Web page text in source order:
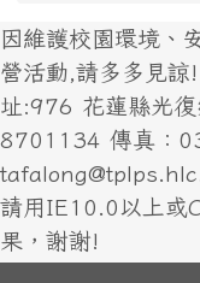
因維護校園環境、
營活動,請多多見
址:976 花蓮縣光
8701134 傳真：
請用IE10.0以上或
果，謝謝!